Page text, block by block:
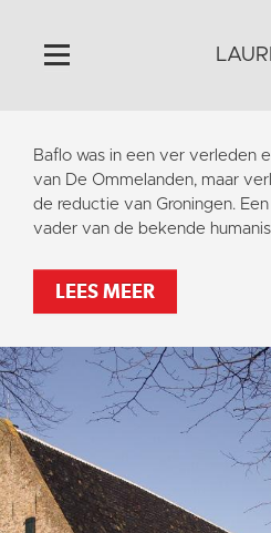
Home
Algemeen
Historie
Activiteiten
Contact
Vaktaal
Baflo was in een ver verleden
van De Ommelanden, maar
de reductie van Groningen.
vader van de bekende
LEES MEER